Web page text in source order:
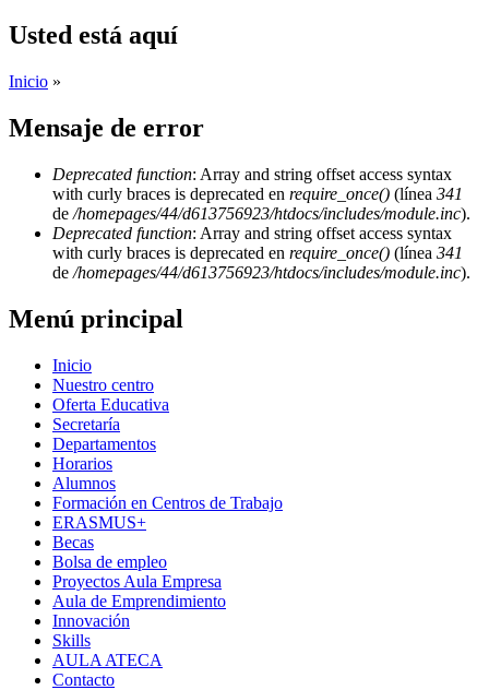
Usted está aquí
Inicio »
Mensaje de error
Deprecated function: Array and string offset access syntax
with curly braces is deprecated en require_once() (línea 341
de /homepages/44/d613756923/htdocs/includes/module.inc).
Deprecated function: Array and string offset access syntax
with curly braces is deprecated en require_once() (línea 341
de /homepages/44/d613756923/htdocs/includes/module.inc).
Menú principal
Inicio
Nuestro centro
Oferta Educativa
Secretaría
Departamentos
Horarios
Alumnos
Formación en Centros de Trabajo
ERASMUS+
Becas
Bolsa de empleo
Proyectos Aula Empresa
Aula de Emprendimiento
Innovación
Skills
AULA ATECA
Contacto